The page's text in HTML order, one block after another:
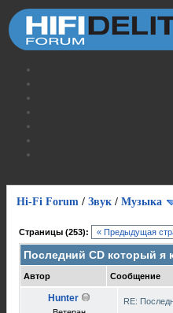
Hi-Fi Forum / Звук / Музыка
Страницы (253): « Предыдущая
Последний CD который я
Автор Сообщение
Hunter RE: